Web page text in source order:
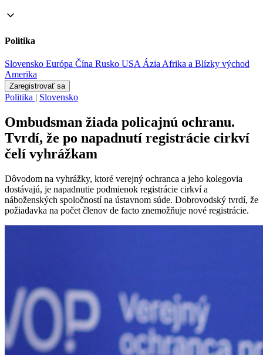
Politika
Slovensko Európa Čína Rusko USA ÁziaAfrika a Blízky východ
Amerika
Zaregistrovať sa
Politika | Slovensko
Ombudsman žiada policajnú ochranu.
Tvrdí, že po napadnutí registrácie cirkví
čelí vyhrážkam
Dôvodom na vyhrážky, ktoré verejný ochranca a jeho kolegovia
dostávajú, je napadnutie podmienok registrácie cirkví a
náboženských spoločností na ústavnom súde. Dobrovodský tvrdí, že
požiadavka na počet členov de facto znemožňuje nové registrácie.